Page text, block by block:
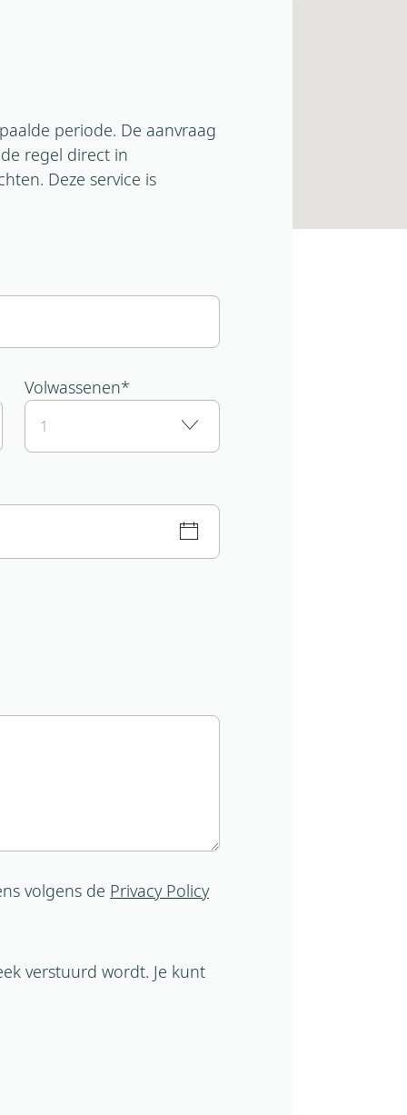
periode. De aanvraag
regel direct in
Deze service is
Volwassenen*
volgens de Privacy Policy
verstuurd wordt. Je kunt